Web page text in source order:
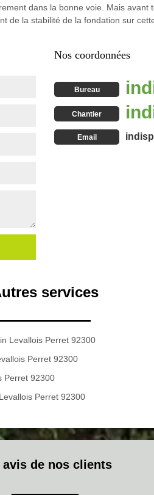
dans la bonne voie. Mais
la stabilité de la fondation sur
Nos coordonnées
Bureau
Chantier
Email
services
Levallois Perret 92300
Perret 92300
Perret 92300
Perret 92300
avis de nos clients